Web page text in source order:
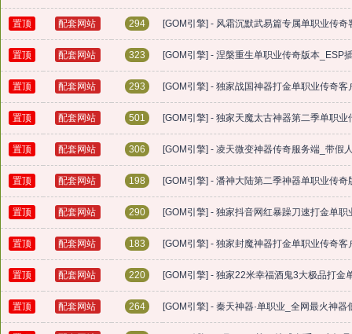
置顶 配套网站 294 [GOM引擎] - 风霜沉默武易篇专属单职业传
置顶 配套网站 323 [GOM引擎] - 涅槃重生单职业传奇版本
置顶 配套网站 293 [GOM引擎] - 独家战国神器打金单职业传奇
置顶 配套网站 501 [GOM引擎] - 独家天魔太古神器第二季单职
置顶 配套网站 306 [GOM引擎] - 凌天微变神器传奇服务端_带
置顶 配套网站 198 [GOM引擎] - 潘神大陆第二季神器单职业传
置顶 配套网站 290 [GOM引擎] - 独家抖音网红暴躁刀速打金单
置顶 配套网站 183 [GOM引擎] - 独家封魔神器打金单职业传奇
置顶 配套网站 220 [GOM引擎] - 独家22米幸福酒鬼3大极品打
置顶 配套网站 264 [GOM引擎] - 秦天神器·单职业_全网最火神